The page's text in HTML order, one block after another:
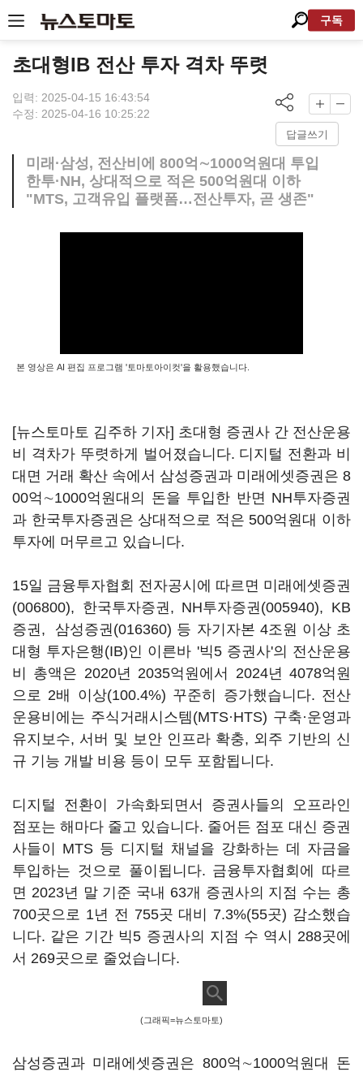
구독
초대형IB 전산 투자 격차 뚜렷
입력: 2025-04-15 16:43:54
수정: 2025-04-16 10:25:22
답글쓰기
미래·삼성, 전산비에 800억∼1000억원대 투입
한투·NH, 상대적으로 적은 500억원대 이하
"MTS, 고객유입 플랫폼…전산투자, 곧 생존"
본 영상은 AI 편집 프로그램 '토마토아이컷'을 활용했습니다.
[뉴스토마토 김주하 기자] 초대형 증권사 간 전산운용
비 격차가 뚜렷하게 벌어졌습니다. 디지털 전환과 비
대면 거래 확산 속에서 삼성증권과 미래에셋증권은 8
00억∼1000억원대의 돈을 투입한 반면 NH투자증권
과 한국투자증권은 상대적으로 적은 500억원대 이하
투자에 머무르고 있습니다.
15일 금융투자협회 전자공시에 따르면 미래에셋증권
(006800), 한국투자증권, NH투자증권(005940), KB
증권, 삼성증권(016360) 등 자기자본 4조원 이상 초
대형 투자은행(IB)인 이른바 '빅5 증권사'의 전산운용
비 총액은 2020년 2035억원에서 2024년 4078억원
으로 2배 이상(100.4%) 꾸준히 증가했습니다. 전산
운용비에는 주식거래시스템(MTS·HTS) 구축·운영과
유지보수, 서버 및 보안 인프라 확충, 외주 기반의 신
규 기능 개발 비용 등이 모두 포함됩니다.
디지털 전환이 가속화되면서 증권사들의 오프라인
점포는 해마다 줄고 있습니다. 줄어든 점포 대신 증권
사들이 MTS 등 디지털 채널을 강화하는 데 자금을
투입하는 것으로 풀이됩니다. 금융투자협회에 따르
면 2023년 말 기준 국내 63개 증권사의 지점 수는 총
700곳으로 1년 전 755곳 대비 7.3%(55곳) 감소했습
니다. 같은 기간 빅5 증권사의 지점 수 역시 288곳에
서 269곳으로 줄었습니다.
(그래픽=뉴스토마토)
삼성증권과 미래에셋증권은 800억∼1000억원대 돈